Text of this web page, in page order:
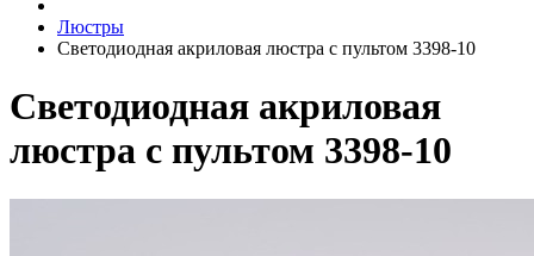
Люстры
Светодиодная акриловая люстра с пультом 3398-10
Светодиодная акриловая
люстра с пультом 3398-10